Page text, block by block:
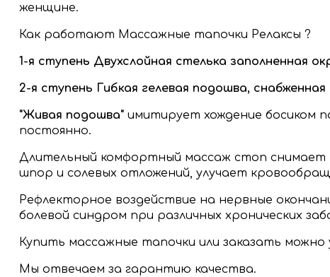
женщине.
Как работают Массажные тапочки Релаксы ?
1-я ступень Двухслойная стелька заполненная
2-я ступень Гибкая гелевая подошва,
"Живая подошва" имитирует хождение босиком
постоянно.
Длительный комфортный массаж стоп снимает
шпор и солевых отложений, улучает
Рефлекторное воздействие на нервные
болевой синдром при различных хронических
Купить массажные тапочки или заказать можно
Мы отвечаем за гарантию качества.